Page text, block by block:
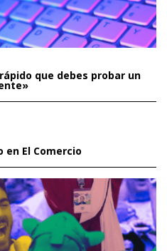
que debes probar un
en El Comercio